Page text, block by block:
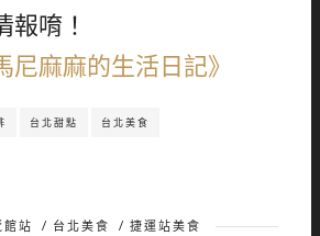
報唷！
尼麻麻的生活日記》
台北甜點 台北美食
館站 / 台北美食 / 捷運站美食